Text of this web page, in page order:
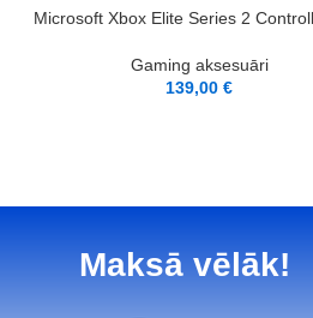
PIEVIENOT GROZAM
Microsoft Xbox Elite Series 2
Gaming aksesuāri
139,00 €
Maksā vēlāk!